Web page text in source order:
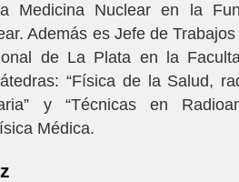
Medicina Nuclear en la
Además es Jefe de
de La Plata en la
“Física de la Salud,
y “Técnicas en
Médica.